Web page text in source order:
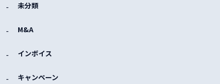
未分類
M&A
インボイス
キャンペーン